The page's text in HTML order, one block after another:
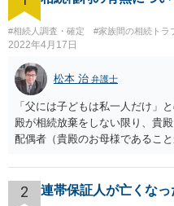
#相続人調査・確定 #家族間の相続トラ
2022年4月17日
松本 治 弁護士
「父には子どもは私一人だけ」
殿が相続放棄をしない限り、貴
配偶者（貴殿のお母様であるこ
2 連帯保証人が亡くなっ